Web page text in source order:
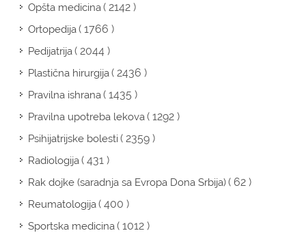
Opšta medicina( 2142 )
Ortopedija( 1766 )
Pedijatrija( 2044 )
Plastična hirurgija( 2436 )
Pravilna ishrana( 1435 )
Pravilna upotreba lekova( 1292 )
Psihijatrijske bolesti( 2359 )
Radiologija( 431 )
Rak dojke (saradnja sa Evropa Dona Srbija)( 62 )
Reumatologija( 400 )
Sportska medicina( 1012 )